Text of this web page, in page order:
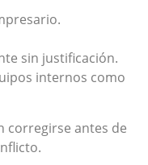
sin justificación.
internos como
corregirse antes de